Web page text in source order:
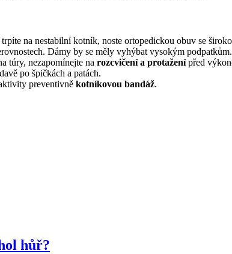
na nestabilní kotník, noste ortopedickou obuv se
Dámy by se měly vyhýbat vysokým podpatkům.
túry, nezapomínejte na rozcvičení a protaženípřed
po špičkách a patách.
preventivně kotníkovou bandáž.
hůř?